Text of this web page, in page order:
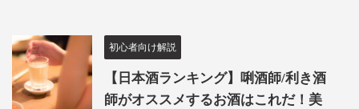
初心者向け解説
【日本酒ランキング】唎酒師/利き酒
師がオススメするお酒はこれだ！美